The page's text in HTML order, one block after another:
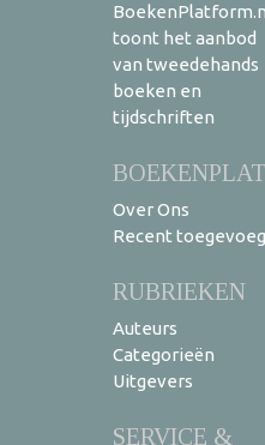
toont het aanbod
van tweedehands
boeken en
tijdschriften
Over Ons
Recent
RUBRIEKEN
Auteurs
Categorieën
Uitgevers
SERVICE &